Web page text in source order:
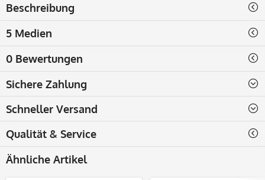
Beschreibung
5 Medien
0 Bewertungen
Sichere Zahlung
Schneller Versand
Qualität & Service
Ähnliche Artikel